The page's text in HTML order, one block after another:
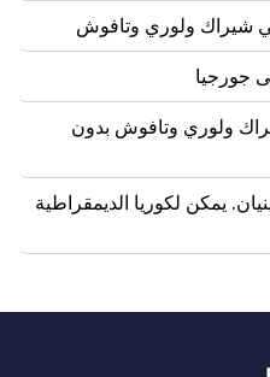
شيراك ولوري وتافوش
جورجيا
ولوري وتافوش بدون
يمكن لكوريا الديمقراطية